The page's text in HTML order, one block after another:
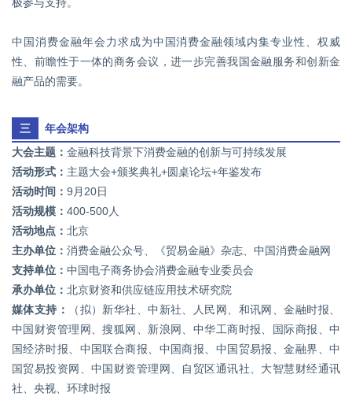
中国消费金融年会力求成为中国消费金融领域内集专业性、权威
性、前瞻性于一体的商务会议，进一步完善我国金融服务和创新金
融产品的需要。
三
年会架构
大会主题： 金融科技背景下消费金融的创新与可持续发展
活动形式： 主题大会+颁奖典礼+圆桌论坛+年鉴发布
活动时间： 9月20日
活动规模： 400-500人
活动地点： 北京
主办单位： 消费金融公众号、《贸易金融》杂志、中国消费金融网
支持单位： 中国电子商务协会消费金融专业委员会
承办单位： 北京财资和供应链应用技术研究院
媒体支持：
（拟）新华社、中新社、人民网、和讯网、金融时报、
中国财资管理网、搜狐网、新浪网、中华工商时报、国际商报、中
国经济时报、中国联合商报、中国商报、中国贸易报、金融界、中
国贸易投资网、中国财资管理网、自贸区通讯社、大智慧财经通讯
社、央视、环球时报